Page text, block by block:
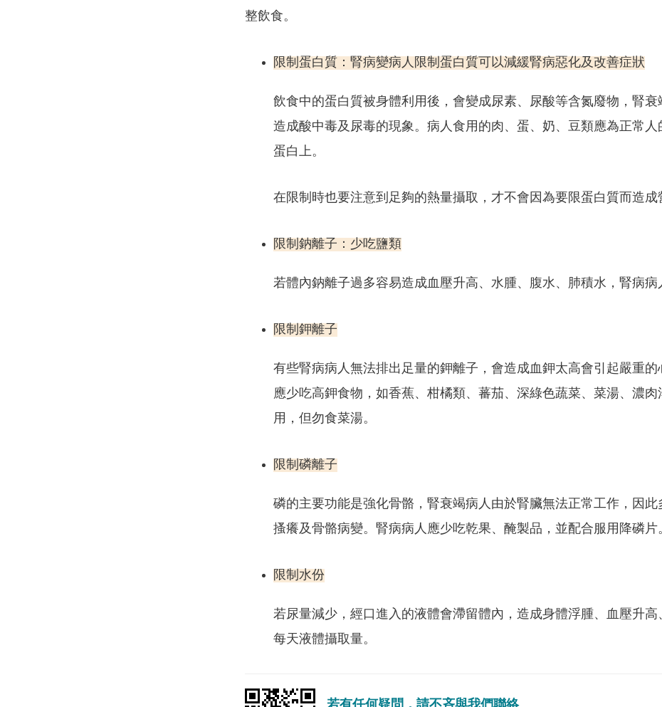
整飲食。
限制蛋白質：腎病變病人限制蛋白質可以減緩腎病惡化及改善症狀
飲食中的蛋白質被身體利用後，會變成尿素、尿酸等含氮廢物，腎
造成酸中毒及尿毒的現象。病人食用的肉、蛋、奶、豆類應為正常人
蛋白上。
在限制時也要注意到足夠的熱量攝取，才不會因為要限蛋白質而造成
限制鈉離子：少吃鹽類
若體內鈉離子過多容易造成血壓升高、水腫、腹水、肺積水，腎病病
限制鉀離子
有些腎病病人無法排出足量的鉀離子，會造成血鉀太高會引起嚴重
應少吃高鉀食物，如香蕉、柑橘類、蕃茄、深綠色蔬菜、菜湯、濃
用，但勿食菜湯。
限制磷離子
磷的主要功能是強化骨骼，腎衰竭病人由於腎臟無法正常工作，因
搔癢及骨骼病變。腎病病人應少吃乾果、醃製品，並配合服用降磷片
限制水份
若尿量減少，經口進入的液體會滯留體內，造成身體浮腫、血壓升
每天液體攝取量。